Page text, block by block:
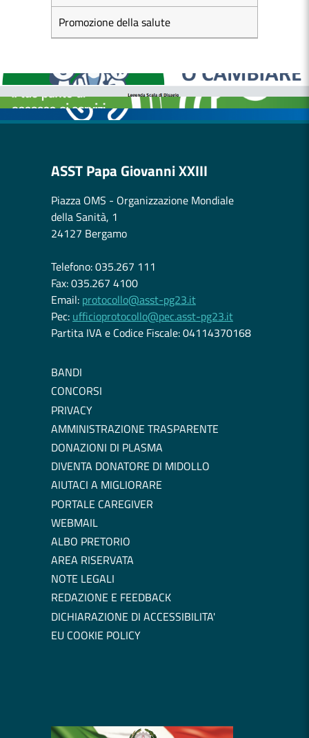
Promozione della salute
BOLLETTINI DISAGIO DA CALORE
CASE DI COMUNITÀ
OSPEDALE DI COMUNITÀ
ASST Papa Giovanni XXIII
Piazza OMS - Organizzazione Mondiale
della Sanità, 1
24127 Bergamo
Telefono: 035.267 111
Fax: 035.267 4100
Email: protocollo@asst-pg23.it
Pec: ufficioprotocollo@pec.asst-pg23.it
Partita IVA e Codice Fiscale: 04114370168
BANDI
CONCORSI
PRIVACY
AMMINISTRAZIONE TRASPARENTE
DONAZIONI DI PLASMA
DIVENTA DONATORE DI MIDOLLO
AIUTACI A MIGLIORARE
PORTALE CAREGIVER
WEBMAIL
ALBO PRETORIO
AREA RISERVATA
NOTE LEGALI
REDAZIONE E FEEDBACK
DICHIARAZIONE DI ACCESSIBILITA'
EU COOKIE POLICY